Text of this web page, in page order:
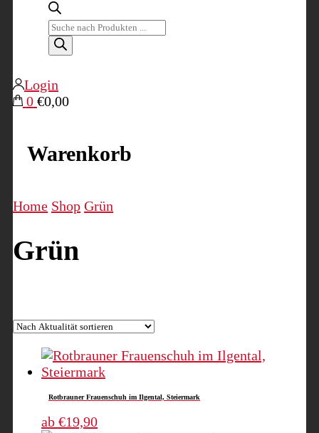
Products
search
Login
0 €0,00
Warenkorb
Home Shop Grün
Grün
Rotbrauner Frauenschuh im Ilgental, Steiermark
ab €19,90Dieses